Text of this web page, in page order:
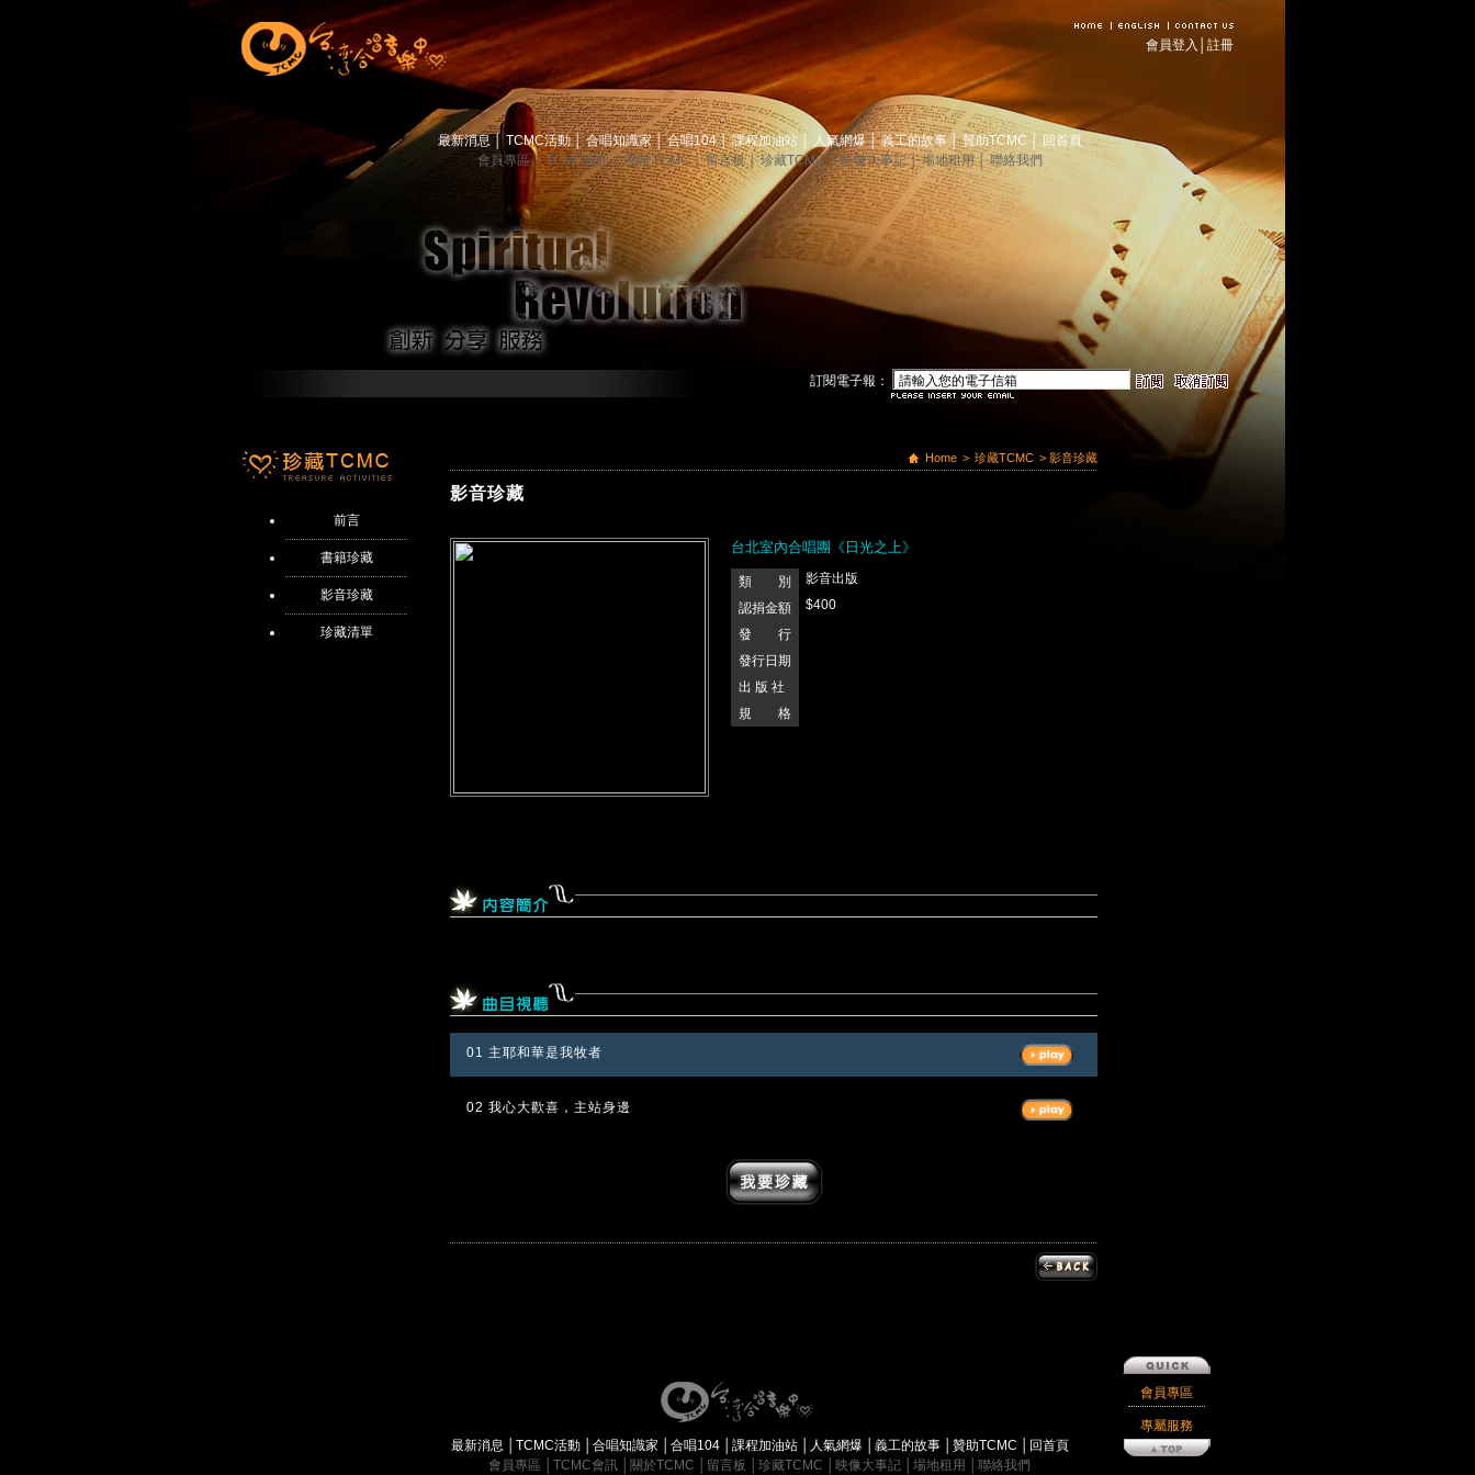
註冊
會員登入
最新消息 TCMC活動│ 合唱知識家│ 合唱104│ 課程加油站 人氣網爆│ 義工的故事 │ 贊助TCMC │ 回首頁
會員專區│ TCMC會訊│ 關於TCMC│ 留言板│ 珍藏TCMC│ 映像大事記│ 場地租用│ 聯絡我們
訂閱電子報：
前言
書籍珍藏
影音珍藏
珍藏清單
Home > 珍藏TCMC > 影音珍藏
影音珍藏
台北室內合唱團《日光之上》
類 別
影音出版
認捐金額
$400
發 行
發行日期
出 版 社
規 格
01 主耶和華是我牧者
02 我心大歡喜，主站身邊
會員專區
專屬服務
最新消息
TCMC活動 合唱知識家 合唱104 課程加油站 人氣網爆 義工的故事 贊助TCMC
回首頁
會員專區
TCMC會訊 關於TCMC 留言板 珍藏TCMC 映像大事記 場地租用 聯絡我們